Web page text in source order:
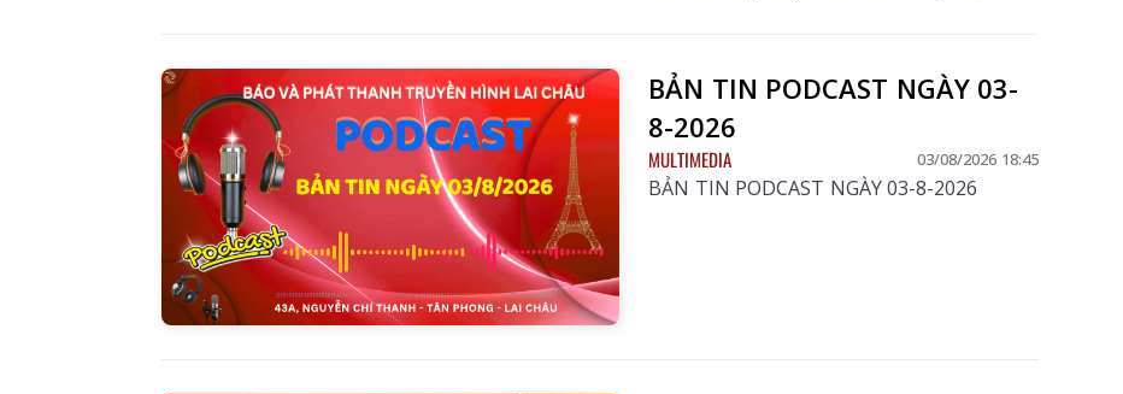
vị trí việc làm. Đây là một trong những
điểm mới đáng chú ý nhằm bổ sung, thu
hút nguồn nhân lực chất lượng cao vào
khu vực công.
BẢN TIN PODCAST NGÀY 03-
8-2026
MULTIMEDIA 03/08/2026 18:45
BẢN TIN PODCAST NGÀY 03-8-2026